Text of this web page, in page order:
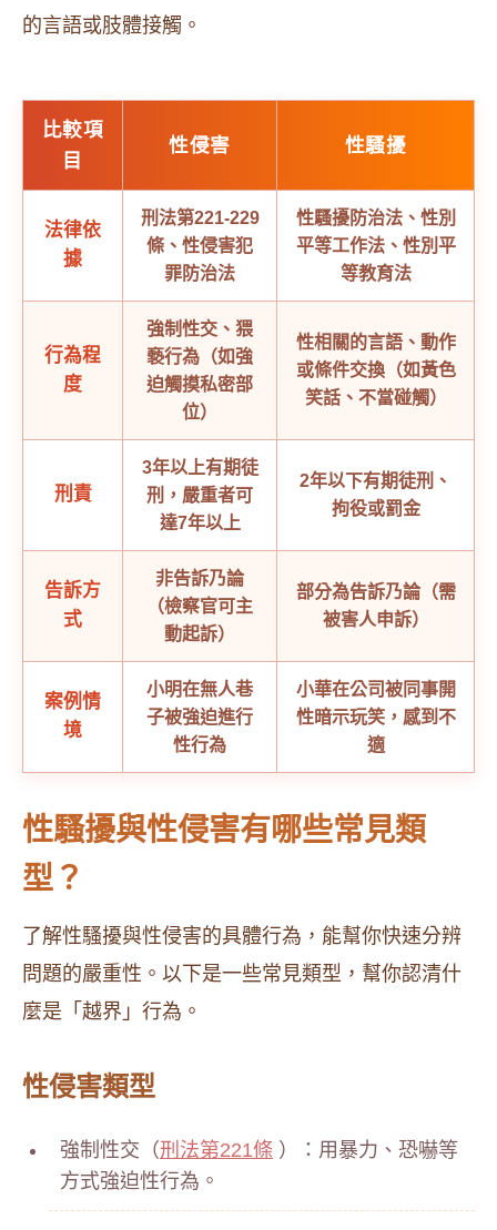
的言語或肢體接觸。
比較項
目
性侵害 性騷擾
法律依
據
刑法第221-229
條、性侵害犯
罪防治法
性騷擾防治法、性別
平等工作法、性別平
等教育法
行為程
度
強制性交、猥
褻行為（如強
迫觸摸私密部
位）
性相關的言語、動作
或條件交換（如黃色
笑話、不當碰觸）
刑責
3年以上有期徒
刑，嚴重者可
達7年以上
2年以下有期徒刑、
拘役或罰金
告訴方
式
非告訴乃論
（檢察官可主
動起訴）
部分為告訴乃論（需
被害人申訴）
案例情
境
小明在無人巷
子被強迫進行
性行為
小華在公司被同事開
性暗示玩笑，感到不
適
性騷擾與性侵害有哪些常見類
型？
了解性騷擾與性侵害的具體行為，能幫你快速分辨
問題的嚴重性。以下是一些常見類型，幫你認清什
麼是「越界」行為。
性侵害類型
強制性交（刑法第221條 ）：用暴力、恐嚇等
方式強迫性行為。